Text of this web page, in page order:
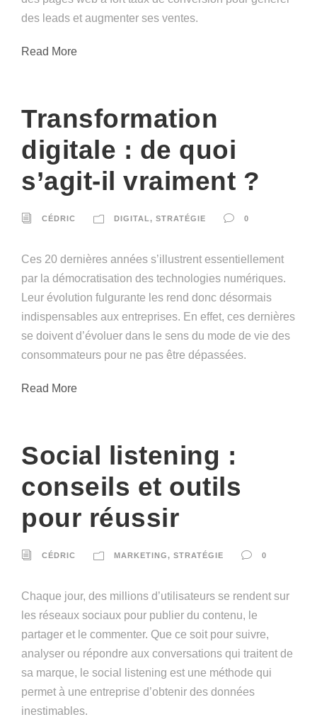
des leads et augmenter ses ventes.
Read More
Transformation
digitale : de quoi
s’agit-il vraiment ?
CÉDRIC DIGITAL , STRATÉGIE 0
Ces 20 dernières années s’illustrent essentiellement
par la démocratisation des technologies numériques.
Leur évolution fulgurante les rend donc désormais
indispensables aux entreprises. En effet, ces dernières
se doivent d’évoluer dans le sens du mode de vie des
consommateurs pour ne pas être dépassées.
Read More
Social listening :
conseils et outils
pour réussir
CÉDRIC MARKETING, STRATÉGIE 0
Chaque jour, des millions d’utilisateurs se rendent sur
les réseaux sociaux pour publier du contenu, le
partager et le commenter. Que ce soit pour suivre,
analyser ou répondre aux conversations qui traitent de
sa marque, le social listening est une méthode qui
permet à une entreprise d’obtenir des données
inestimables.